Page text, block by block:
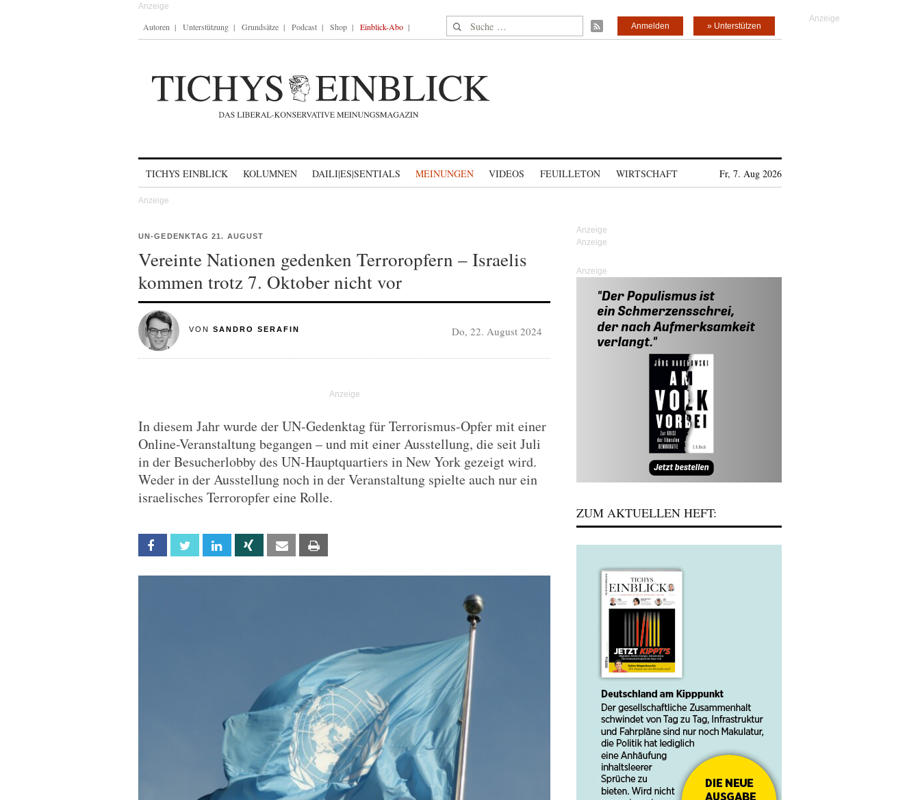
Autoren Unterstützung Grundsätze Podcast Shop Einblick-Abo Suche nach: » Unterstützen
Anmelden
TICHYS EINBLICK KOLUMNEN DAILI|ES|SENTIALS MEINUNGEN VIDEOS FEUILLETON WIRTSCHAFT Fr, 7. Aug 2026
UN-GEDENKTAG 21. AUGUST
Vereinte Nationen gedenken Terroropfern – Israelis
kommen trotz 7. Oktober nicht vor
VON SANDRO SERAFIN Do, 22. August 2024
In diesem Jahr wurde der UN-Gedenktag für Terrorismus-Opfer mit einer
Online-Veranstaltung begangen – und mit einer Ausstellung, die seit Juli
in der Besucherlobby des UN-Hauptquartiers in New York gezeigt wird.
Weder in der Ausstellung noch in der Veranstaltung spielte auch nur ein
israelisches Terroropfer eine Rolle.
Facebook Twitter Linkedin Xing Email
Anzeige
ZUM AKTUELLEN HEFT: